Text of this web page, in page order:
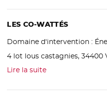
LES CO-WATTÉS
Domaine d'intervention :
4 lot lous castagnies, 34400
Lire la suite